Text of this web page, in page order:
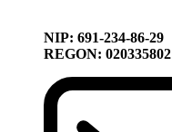
NIP: 691-234-86-29
REGON: 020335802